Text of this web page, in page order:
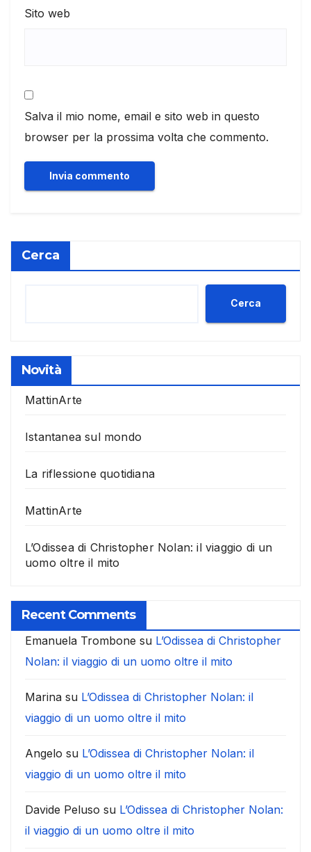
Sito web
Salva il mio nome, email e sito web in questo
browser per la prossima volta che commento.
Cerca
Cerca
Novità
MattinArte
Istantanea sul mondo
La riflessione quotidiana
MattinArte
L’Odissea di Christopher Nolan: il viaggio di un
uomo oltre il mito
Recent Comments
Emanuela Trombone su L’Odissea di Christopher
Nolan: il viaggio di un uomo oltre il mito
Marina su L’Odissea di Christopher Nolan: il
viaggio di un uomo oltre il mito
Angelo su L’Odissea di Christopher Nolan: il
viaggio di un uomo oltre il mito
Davide Peluso su L’Odissea di Christopher Nolan:
il viaggio di un uomo oltre il mito